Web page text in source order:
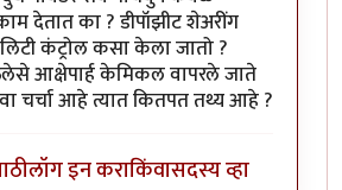
देतात का ? डीपॉझीट शेअरींग
कंट्रोल कसा केला जातो ?
आक्षेपार्ह केमिकल वापरले जाते
चर्चा आहे त्यात कितपत तथ्य आहे ?
लॉग इन कराकिंवासदस्य व्हा